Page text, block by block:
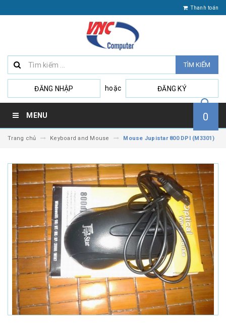
Thanh toán
TÌM KIẾM
ĐĂNG NHẬP hoặc ĐĂNG KÝ
MENU 0
Trang chủ Keyboard and Mouse Mouse Jupistar 800 DPI (M3301)